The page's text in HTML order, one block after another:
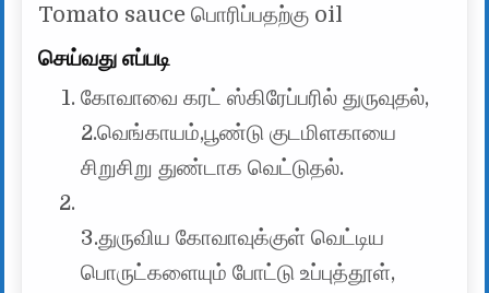
Tomato sauce பொரிப்பதற்கு oil
செய்வது எப்படி
கோவாவை கரட் ஸ்கிரேப்பரில் துருவுதல்,
2.வெங்காயம்,பூண்டு குடமிளகாயை
சிறுசிறு துண்டாக வெட்டுதல்.
3.துருவிய கோவாவுக்குள் வெட்டிய
பொருட்களையும் போட்டு உப்புத்தூள்,